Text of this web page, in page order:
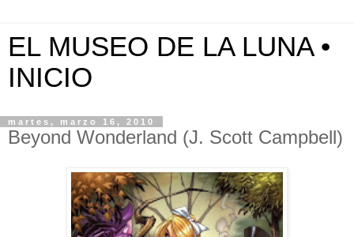
EL MUSEO DE LA LUNA •
INICIO
martes, marzo 16, 2010
Beyond Wonderland (J. Scott Campbell)